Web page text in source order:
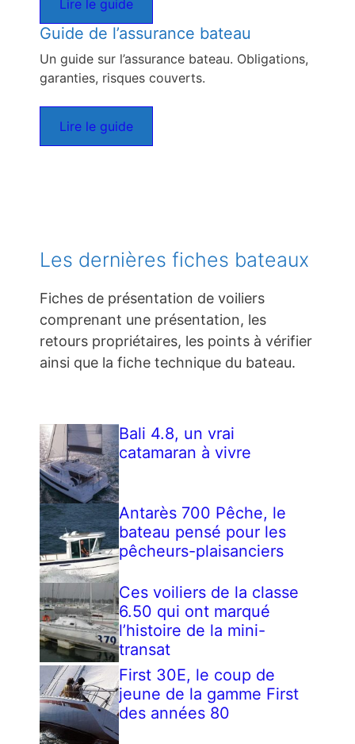
Lire le guide
Guide de l’assurance bateau
Un guide sur l’assurance bateau. Obligations,
garanties, risques couverts.
Lire le guide
Les dernières fiches bateaux
Fiches de présentation de voiliers
comprenant une présentation, les
retours propriétaires, les points à vérifier
ainsi que la fiche technique du bateau.
Bali 4.8, un vrai
catamaran à vivre
Antarès 700 Pêche, le
bateau pensé pour les
pêcheurs-plaisanciers
Ces voiliers de la classe
6.50 qui ont marqué
l’histoire de la mini-
transat
First 30E, le coup de
jeune de la gamme First
des années 80